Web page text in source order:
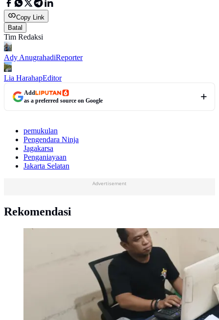
Copy Link
Batal
Tim Redaksi
Ady AnugrahadiReporter
Lia HarahapEditor
Add
as a preferred source on Google
pemukulan
Pengendara Ninja
Jagakarsa
Penganiayaan
Jakarta Selatan
Advertisement
Rekomendasi